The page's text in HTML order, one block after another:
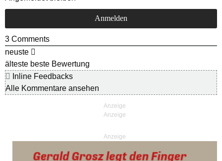
3 Comments
neuste
älteste beste Bewertung
Inline Feedbacks
Alle Kommentare ansehen
Anzeige